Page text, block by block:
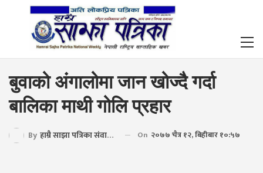
बुवाको अंगालोमा जान खोज्दै गर्दा
बालिका माथी गोलि प्रहार
By हाम्रै साझा पत्रिका संवाददाता On २०७७ चैत्र १२, बिहीबार १०:५७